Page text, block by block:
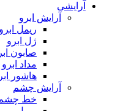
آرایشی
آرایش ابرو
ریمل ابرو
ژل ابرو
صابون
مداد ابرو
هاشور
آرایش چشم
خط